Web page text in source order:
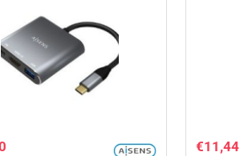
€11,44